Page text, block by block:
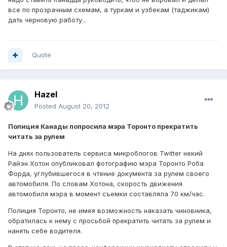
все по прозрачным схемам, а туркам и узбекам (таджикам)
дать черновую работу...
Quote
Hazel
Posted August 20, 2012
Полиция Канады попросила мэра Торонто прекратить
читать за рулем
На днях пользователь сервиса микроблогов Twitter некий
Райэн Хотон опубликовал фотографию мэра Торонто Роба
Форда, углубившегося в чтение документа за рулем своего
автомобиля. По словам Хотона, скорость движения
автомобиля мэра в момент съемки составляла 70 км/час.
Полиция Торонто, не имея возможность наказать чиновника,
обратилась к нему с просьбой прекратить читать за рулем и
нанять себе водителя.